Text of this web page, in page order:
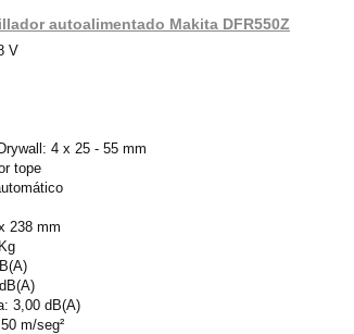
autoalimentado Makita DFR550Z
V
4 x 25 - 55 mm
tope
238 mm
3,00 dB(A)
m/seg²